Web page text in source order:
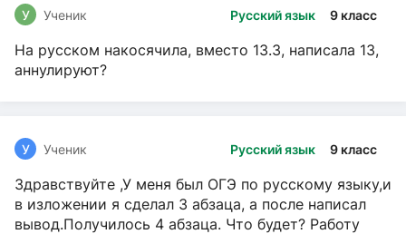
Русский язык 9 класс
У Ученик
На русском накосячила, вместо 13.3, написала 13,
аннулируют?
Русский язык 9 класс
У Ученик
Здравствуйте ,У меня был ОГЭ по русскому языку,и
в изложении я сделал 3 абзаца, а после написал
вывод.Получилось 4 абзаца. Что будет? Работу